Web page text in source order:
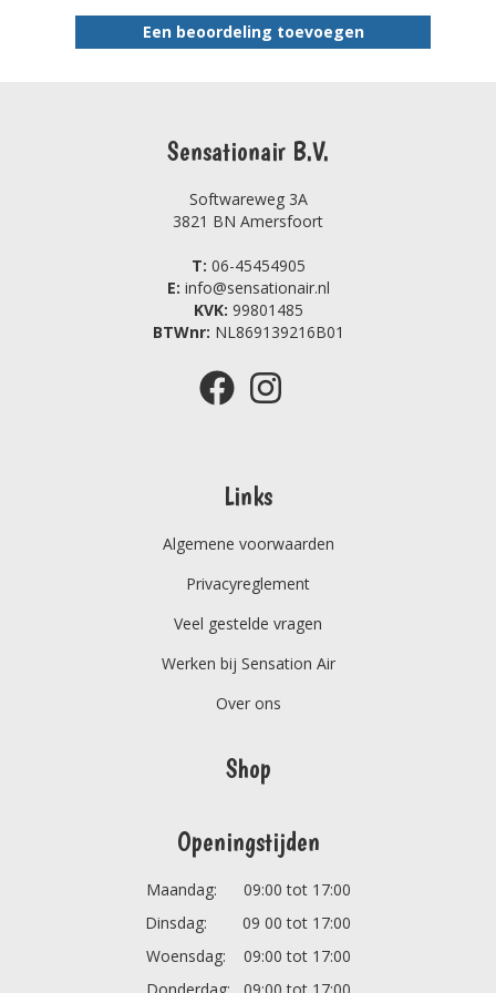
Een beoordeling toevoegen
Sensationair B.V.
Softwareweg 3A
3821 BN Amersfoort
T: 06-45454905
E: info@sensationair.nl
KVK: 99801485
BTWnr: NL869139216B01
Links
Algemene voorwaarden
Privacyreglement
Veel gestelde vragen
Werken bij Sensation Air
Over ons
Shop
Openingstijden
Maandag: 09:00 tot 17:00
Dinsdag: 09 00 tot 17:00
Woensdag: 09:00 tot 17:00